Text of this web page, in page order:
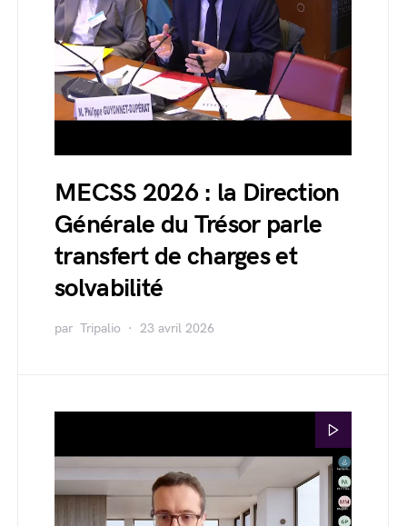
MECSS 2026 : la Direction
Générale du Trésor parle
transfert de charges et
solvabilité
par Tripalio 23 avril 2026